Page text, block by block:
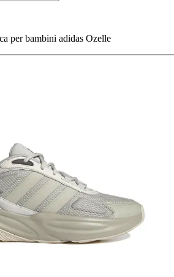
per bambini adidas Ozelle